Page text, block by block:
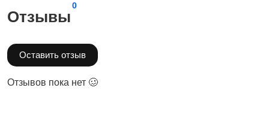
Отзывы
0
Оставить отзыв
Отзывов пока нет 🥴